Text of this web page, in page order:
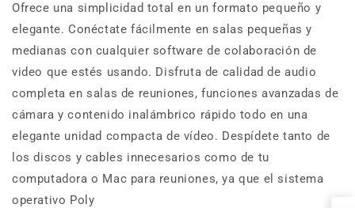
codec
todo
en
4K,
120°
apertura,
multiplataforma,
seguimiento,
1
año
premier
codec
todo
en
uno,
4K,
120°
apertura,
multiplataforma,
seguimiento,
1
año
Ofrece una simplicidad total en un formato pequeño y
elegante. Conéctate fácilmente en salas pequeñas y
medianas con cualquier software de colaboración de
video que estés usando. Disfruta de calidad de audio
completa en salas de reuniones, funciones avanzadas de
cámara y contenido inalámbrico rápido todo en una
elegante unidad compacta de vídeo. Despídete tanto de
los discos y cables innecesarios como de tu
computadora o Mac para reuniones, ya que el sistema
operativo Poly